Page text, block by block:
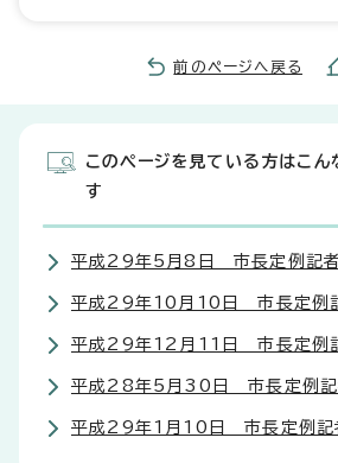
前のページへ戻る
このページを見ている方はこん
す
平成29年5月8日 市長定例記
平成29年10月10日 市長定例
平成29年12月11日 市長定例
平成28年5月30日 市長定例記
平成29年1月10日 市長定例記